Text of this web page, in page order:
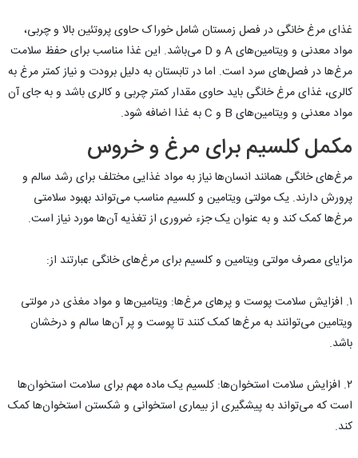
غذای مرغ خانگی در فصل زمستان شامل خوراک حاوی پروتئین بالا و چربی،
مواد معدنی و ویتامین‌های A و D می‌باشد. این غذا مناسب برای حفظ سلامت
مرغ‌ها در فصل‌های سرد است. اما در تابستان به دلیل برودت و نیاز کمتر مرغ به
کالری، غذای مرغ خانگی باید حاوی مقدار کمتر چربی و کالری باشد و به جای آن
مواد معدنی و ویتامین‌های B و C به غذا اضافه شود.
مکمل کلسیم برای مرغ و خروس
مرغ‌های خانگی همانند انسان‌ها نیاز به مواد غذایی مختلف برای رشد سالم و
پرورش دارند. یک مولتی ویتامین و کلسیم مناسب می‌تواند بهبود سلامتی
مرغ‌ها کمک کند و به عنوان یک جزء ضروری از تغذیه آن‌ها مورد نیاز است.
مزایای مصرف مولتی ویتامین و کلسیم برای مرغ‌های خانگی عبارتند از:
۱. افزایش سلامت پوست و پرهای مرغ‌ها: ویتامین‌ها و مواد مغذی در مولتی
ویتامین می‌توانند به مرغ‌ها کمک کنند تا پوست و پر آن‌ها سالم و درخشان
باشد.
۲. افزایش سلامت استخوان‌ها: کلسیم یک ماده مهم برای سلامت استخوان‌ها
است که می‌تواند به پیشگیری از بیماری استخوانی و شکستن استخوان‌ها کمک
کند.